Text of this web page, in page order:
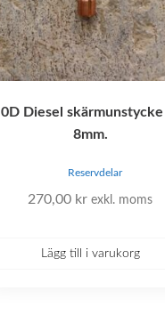
0D Diesel skärmunstycke
8mm.
Reservdelar
270,00 kr exkl. moms
Lägg till i varukorg